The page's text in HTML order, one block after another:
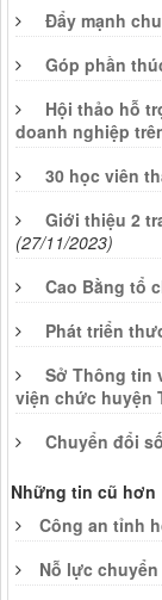
Đẩy mạnh
Góp phần
Hội thảo hỗ
doanh nghiệp
30 học viên
Giới thiệu 2
(27/11/2023)
Cao Bằng tổ
Phát triển
Sở Thông tin
viện chức huyện
Chuyển đổi
Những tin cũ hơn
Công an tỉnh
Nỗ lực